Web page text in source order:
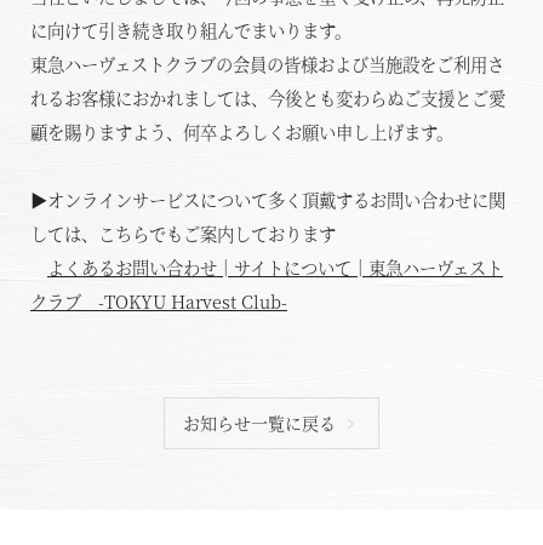
に向けて引き続き取り組んでまいります。
東急ハーヴェストクラブの会員の皆様および当施設をご利用さ
れるお客様におかれましては、今後とも変わらぬご支援とご愛
顧を賜りますよう、何卒よろしくお願い申し上げます。
▶オンラインサービスについて多く頂戴するお問い合わせに関
しては、こちらでもご案内しております
よくあるお問い合わせ│サイトについて│東急ハーヴェスト
クラブ -TOKYU Harvest Club-
お知らせ一覧に戻る